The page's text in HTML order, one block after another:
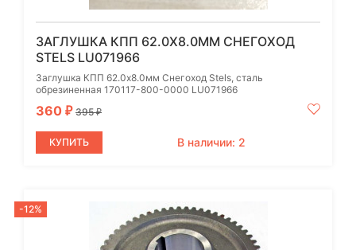
ЗАГЛУШКА КПП 62.0X8.0ММ СНЕГОХОД
STELS LU071966
Заглушка КПП 62.0x8.0мм Снегоход Stels, сталь
обрезиненная 170117-800-0000 LU071966
360 ₽ 395₽
КУПИТЬ В наличии: 2
-12%